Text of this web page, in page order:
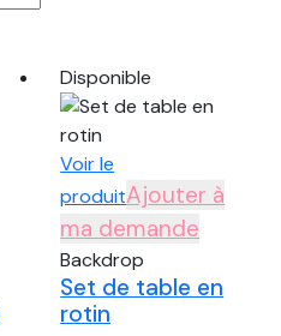
Disponible
Voir le
produitAjouter à
ma demande
Backdrop
Set de table en
rotin